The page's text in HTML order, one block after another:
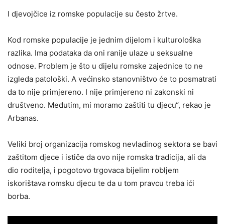
I djevojčice iz romske populacije su često žrtve.
Kod romske populacije je jednim dijelom i kulturološka
razlika. Ima podataka da oni ranije ulaze u seksualne
odnose. Problem je što u dijelu romske zajednice to ne
izgleda patološki. A većinsko stanovništvo će to posmatrati
da to nije primjereno. I nije primjereno ni zakonski ni
društveno. Međutim, mi moramo zaštiti tu djecu“, rekao je
Arbanas.
Veliki broj organizacija romskog nevladinog sektora se bavi
zaštitom djece i ističe da ovo nije romska tradicija, ali da
dio roditelja, i pogotovo trgovaca bijelim robljem
iskorištava romsku djecu te da u tom pravcu treba ići
borba.